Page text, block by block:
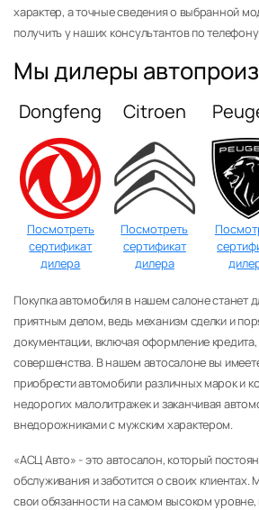
характер, а точные сведения о выбранной
получить у наших консультантов по телефону.
Мы дилеры
Dongfeng
Посмотреть
сертификат
дилера
Citroen
Посмотреть
сертификат
дилера
Покупка автомобиля в нашем салоне станет
приятным делом, ведь механизм сделки и
документации, включая оформление
совершенства. В нашем автосалоне вы
приобрести автомобили различных марок и
недорогих малолитражек и заканчивая
внедорожниками с мужским характером.
«АСЦ Авто» - это автосалон, который
обслуживания и заботится о своих
свои обязанности на самом высоком